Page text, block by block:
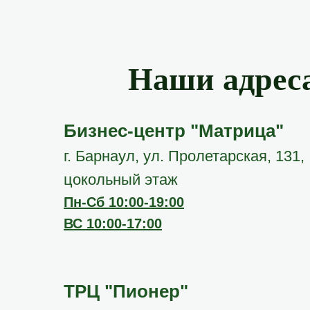
Наши
Бизнес-центр "Матрица"
г. Барнаул, ул. Пролетарская, 131,
цокольный этаж
Пн-Сб 10:00-19:00
ВС 10:00-17:00
ТРЦ "Пионер"